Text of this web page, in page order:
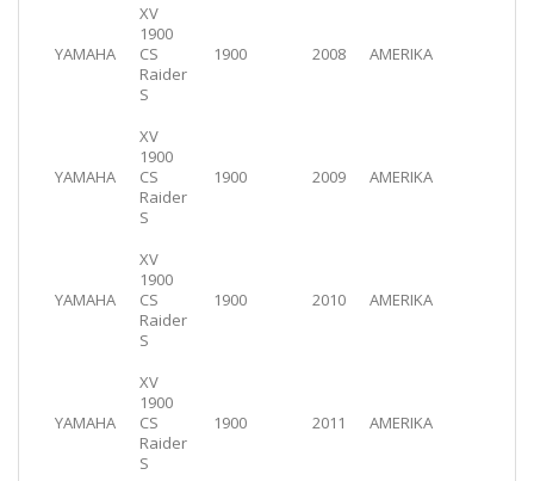
YAMAHA
XV
1900
CS
Raider
S
1900 2008 AMERIKA
YAMAHA
XV
1900
CS
Raider
S
1900 2009 AMERIKA
YAMAHA
XV
1900
CS
Raider
S
1900 2010 AMERIKA
YAMAHA
XV
1900
CS
Raider
S
1900 2011 AMERIKA